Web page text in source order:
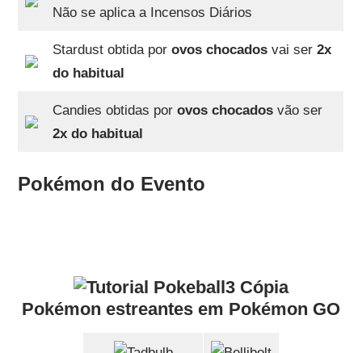
Não se aplica a Incensos Diários
Stardust obtida porovos chocados vai ser2x
do habitual
Candies obtidas porovos chocados vão ser
2x do habitual
Pokémon do Evento
Pokémon estreantes em Pokémon GO